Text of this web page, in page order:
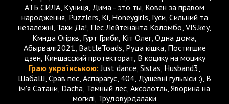
АТБ СИЛА, Куниця, Дима - это ты, Ковен за правом
народження, Puzzlers, Кі, Honeygirls, Гуси, Сильний та
незалежні, Таки Да!, Пес Лейтенанта Коломбо, VIS.key,
Кмнда Огіркв, Гурт Гриби, Кіт Олег, Одна дома,
Абырвалг2021, BattleToads, Руда кішка, Постигшие
дзен, Киншасский протекторат, В коцику на моцику
Граю українською: Just dance, Sistas, Husband3,
ШабаШ, Срав пес, Аспарагус, 404, Душевні гульвіси :), В
ім'я Сатани, Dacha, Темный лес, Аксолотль, Яворина на
могилі, Трудовурдалаки